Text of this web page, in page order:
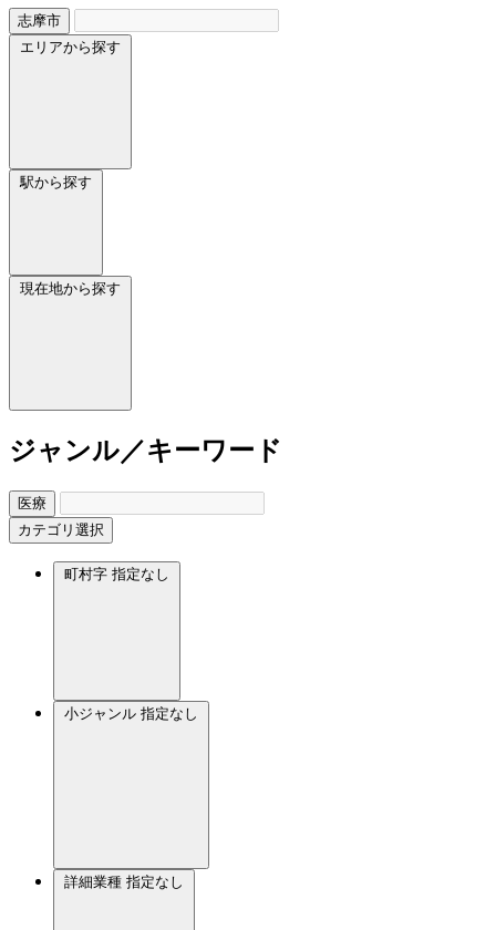
志摩市
エリアから探す
駅から探す
現在地から探す
ジャンル／キーワード
医療
カテゴリ選択
町村字 指定なし
小ジャンル 指定なし
詳細業種 指定なし